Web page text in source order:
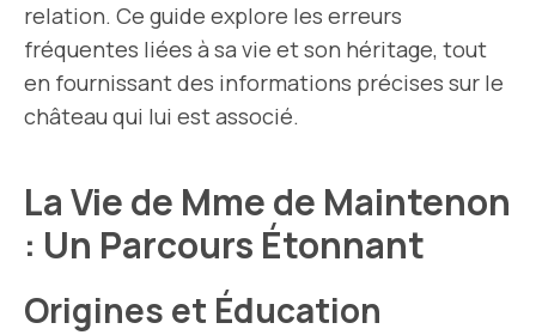
relation. Ce guide explore les erreurs
fréquentes liées à sa vie et son héritage, tout
en fournissant des informations précises sur le
château qui lui est associé.
La Vie de Mme de Maintenon
: Un Parcours Étonnant
Origines et Éducation